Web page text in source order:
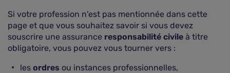
Si votre profession n'est pas mentionnée dans cette
page et que vous souhaitez savoir si vous devez
souscrire une assurance responsabilité civile à titre
obligatoire, vous pouvez vous tourner vers :
les ordres ou instances professionnelles,